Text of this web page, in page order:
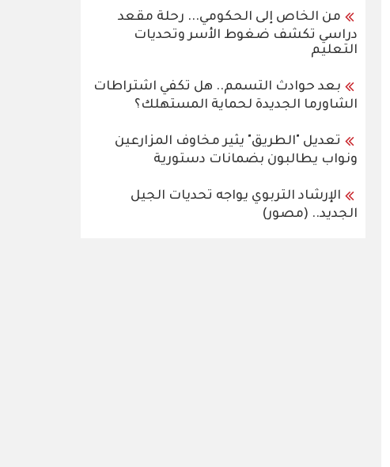
من الخاص إلى الحكومي... رحلة مقعد
دراسي تكشف ضغوط الأسر وتحديات
التعليم
بعد حوادث التسمم.. هل تكفي اشتراطات
الشاورما الجديدة لحماية المستهلك؟
تعديل "الطريق" يثير مخاوف المزارعين
ونواب يطالبون بضمانات دستورية
الإرشاد التربوي يواجه تحديات الجيل
الجديد.. (مصور)